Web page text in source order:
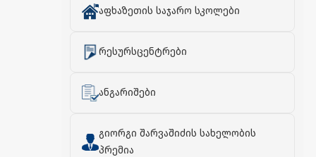
აფხაზეთის საჯარო სკოლები
რესურსცენტრები
ანგარიშები
გიორგი შარვაშიძის სახელობის
პრემია